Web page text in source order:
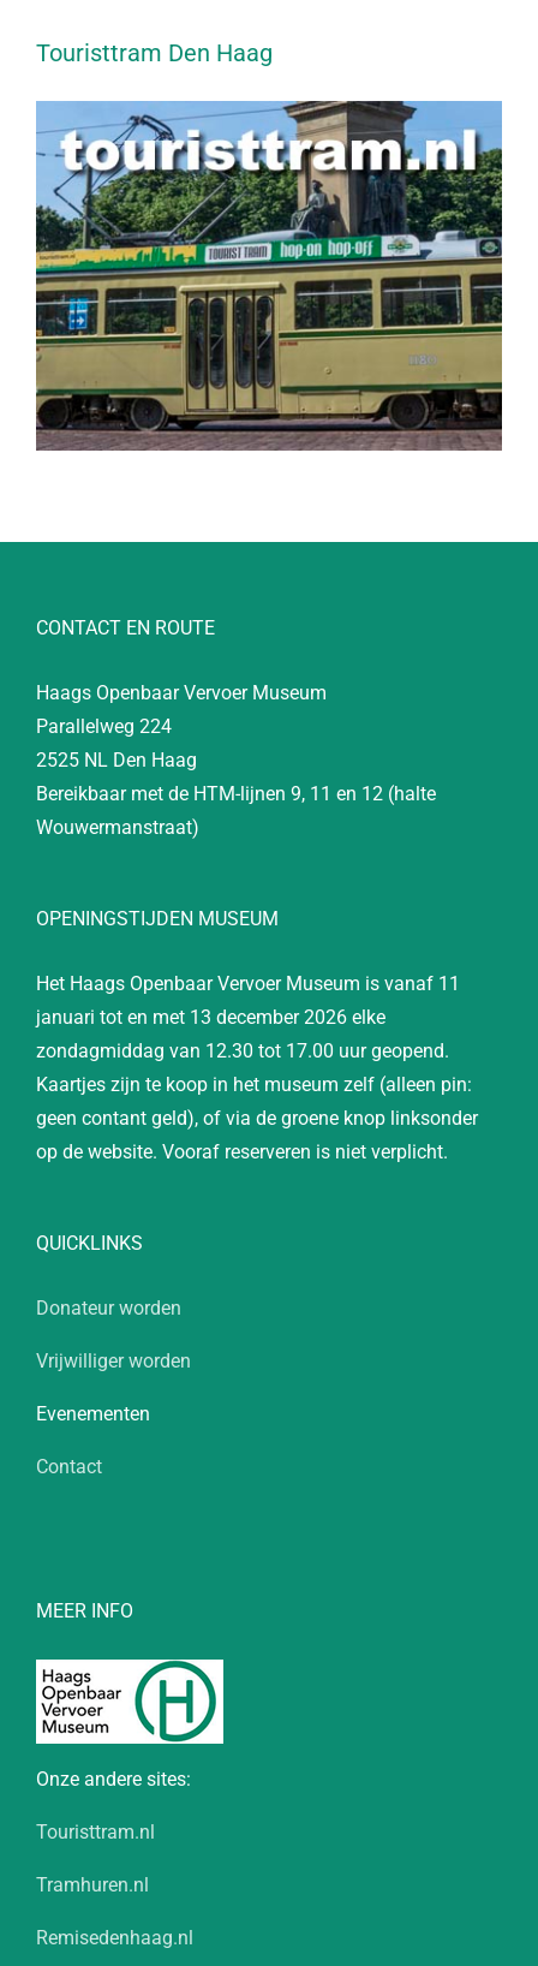
Touristtram Den Haag
CONTACT EN ROUTE
Haags Openbaar Vervoer Museum
Parallelweg 224
2525 NL Den Haag
Bereikbaar met de HTM-lijnen 9, 11 en 12 (halte
Wouwermanstraat)
OPENINGSTIJDEN MUSEUM
Het Haags Openbaar Vervoer Museum is vanaf 11
januari tot en met 13 december 2026 elke
zondagmiddag van 12.30 tot 17.00 uur geopend.
Kaartjes zijn te koop in het museum zelf (alleen pin:
geen contant geld), of via de groene knop linksonder
op de website. Vooraf reserveren is niet verplicht.
QUICKLINKS
Donateur worden
Vrijwilliger worden
Evenementen
Contact
MEER INFO
Onze andere sites:
Touristtram.nl
Tramhuren.nl
Remisedenhaag.nl